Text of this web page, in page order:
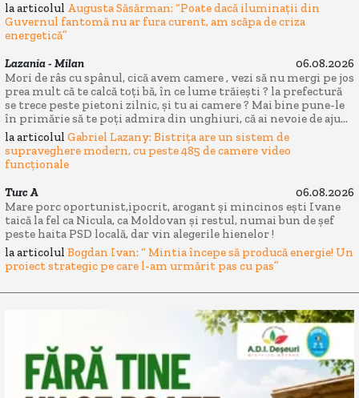
la articolul Augusta Săsărman: “Poate dacă iluminații din
Guvernul fantomă nu ar fura curent, am scăpa de criza
energetică”
Lazania - Milan
06.08.2026
Mori de râs cu spânul, cică avem camere , vezi să nu mergi pe jos
prea mult că te calcă toți bă, în ce lume trăiești ? la prefectură
se trece peste pietoni zilnic, și tu ai camere ? Mai bine pune-le
în primărie să te poți admira din unghiuri, că ai nevoie de aju...
la articolul Gabriel Lazany: Bistrița are un sistem de
supraveghere modern, cu peste 485 de camere video
funcționale
Turc A
06.08.2026
Mare porc oportunist,ipocrit, arogant și mincinos ești Ivane
taică la fel ca Nicula, ca Moldovan și restul, numai bun de șef
peste haita PSD locală, dar vin alegerile hienelor !
la articolul Bogdan Ivan: “ Mintia începe să producă energie! Un
proiect strategic pe care l-am urmărit pas cu pas”